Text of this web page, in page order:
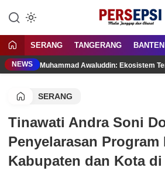
konten
Persepsi.co.id
Media Tanggap Dan
SERANG TANGERANG BANTEN
NEWS Muhammad Awaluddin: Ekosistem
SERANG
Tinawati Andra Soni
Penyelarasan Program
Kabupaten dan Kota